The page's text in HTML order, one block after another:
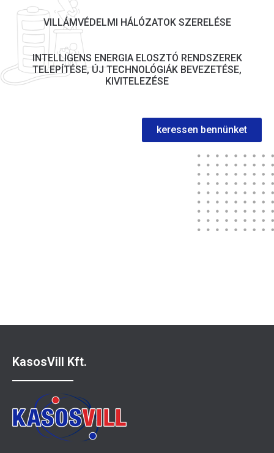
VILLÁMVÉDELMI HÁLÓZATOK SZERELÉSE
INTELLIGENS ENERGIA ELOSZTÓ RENDSZEREK
TELEPÍTÉSE, ÚJ TECHNOLÓGIÁK BEVEZETÉSE,
KIVITELEZÉSE
keressen bennünket
KasosVill Kft.